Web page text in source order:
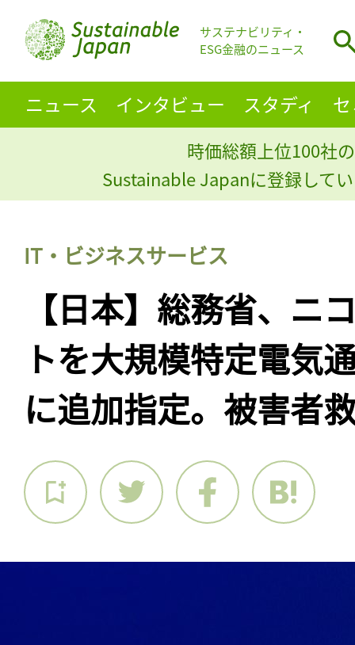
サステナビリティ・
ESG金融のニュース
ニュース インタビュー スタディ
時価総額上位100社
Sustainable Japanに登録して
IT・ビジネスサービス
【日本】総務省、ニ
トを大規模特定電気
に追加指定。被害者